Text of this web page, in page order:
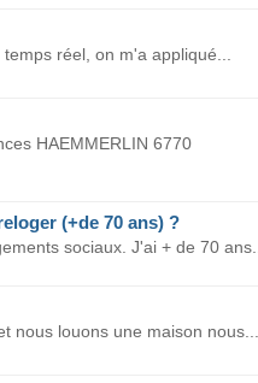
réel, on m'a appliqué...
HAEMMERLIN 6770
(+de 70 ans) ?
sociaux. J'ai + de 70 ans...
nous louons une maison nous...